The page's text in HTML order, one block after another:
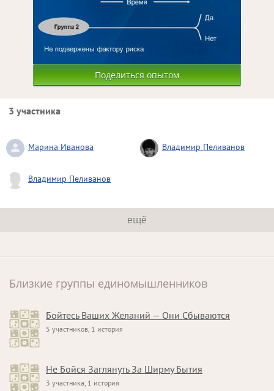
Поделиться опытом
3 участника
Марина Иванова Владимир Пеливанов
Владимир Пеливанов
ещё
Близкие группы единомышленников
Бойтесь Ваших Желаний — Они Сбываются
5 участников, 1 история
Не Бойся Заглянуть За Ширму Бытия
3 участника, 1 история